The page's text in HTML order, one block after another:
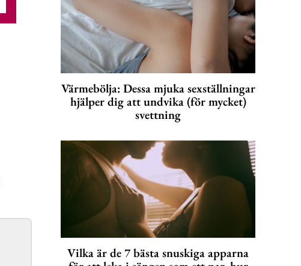
Värmebölja: Dessa mjuka sexställningar
hjälper dig att undvika (för mycket)
svettning
Vilka är de 7 bästa snuskiga apparna